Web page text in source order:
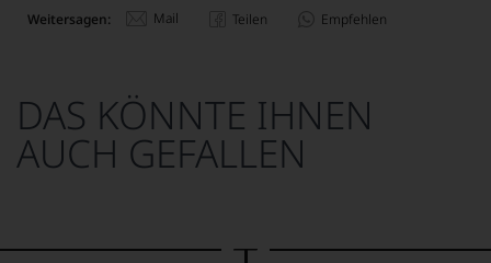
Weitersagen: Mail Teilen Empfehlen
DAS KÖNNTE IHNEN
AUCH GEFALLEN